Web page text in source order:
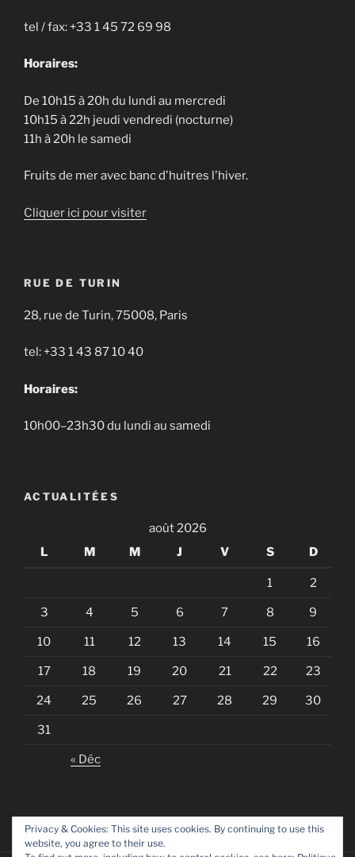
tel / fax: +33 1 45 72 69 98
Horaires:
De 10h15 à 20h du lundi au mercredi
10h15 à 22h jeudi vendredi (nocturne)
11h à 20h le samedi
Fruits de mer avec banc d'huitres l'hiver.
Cliquer ici pour visiter
RUE DE TURIN
28, rue de Turin, 75008, Paris
tel: +33 1 43 87 10 40
Horaires:
10h00–23h30 du lundi au samedi
ACTUALITÉES
août 2026
L
M M J V S D
1 2
3 4 5 6 7 8 9
10 11 12 13 14 15 16
17 18 19 20 21 22 23
24 25 26 27 28 29 30
31
« Déc
Privacy & Cookies: This site uses cookies. By continuing to use this
website, you agree to their use.